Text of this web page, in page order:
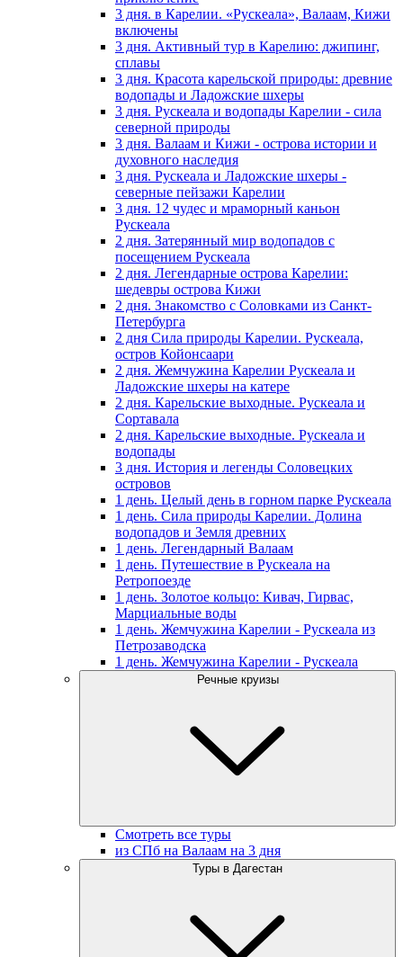
3 дня. в Карелии. «Рускеала», Валаам, Кижи
включены
3 дня. Активный тур в Карелию: джипинг,
сплавы
3 дня. Красота карельской природы: древние
водопады и Ладожские шхеры
3 дня. Рускеала и водопады Карелии - сила
северной природы
3 дня. Валаам и Кижи - острова истории и
духовного наследия
3 дня. Рускеала и Ладожские шхеры -
северные пейзажи Карелии
3 дня. 12 чудес и мраморный каньон
Рускеала
2 дня. Затерянный мир водопадов с
посещением Рускеала
2 дня. Легендарные острова Карелии:
шедевры острова Кижи
2 дня. Знакомство с Соловками из Санкт-
Петербурга
2 дня Сила природы Карелии. Рускеала,
остров Койонсаари
2 дня. Жемчужина Карелии Рускеала и
Ладожские шхеры на катере
2 дня. Карельские выходные. Рускеала и
Сортавала
2 дня. Карельские выходные. Рускеала и
водопады
3 дня. История и легенды Соловецких
островов
1 день. Целый день в горном парке Рускеала
1 день. Сила природы Карелии. Долина
водопадов и Земля древних
1 день. Легендарный Валаам
1 день. Путешествие в Рускеала на
Ретропоезде
1 день. Золотое кольцо: Кивач, Гирвас,
Марциальные воды
1 день. Жемчужина Карелии - Рускеала из
Петрозаводска
1 день. Жемчужина Карелии - Рускеала
Речные круизы
Смотреть все туры
из СПб на Валаам на 3 дня
Туры в Дагестан